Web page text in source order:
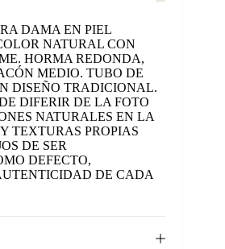
DAMA EN PIEL
NATURAL CON
HORMA REDONDA,
MEDIO. TUBO DE
DISEÑO TRADICIONAL.
DIFERIR DE LA FOTO
NATURALES EN LA
TEXTURAS PROPIAS
DE SER
DEFECTO,
DE CADA